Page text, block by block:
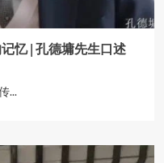
忆 | 孔德墉先生口述
...